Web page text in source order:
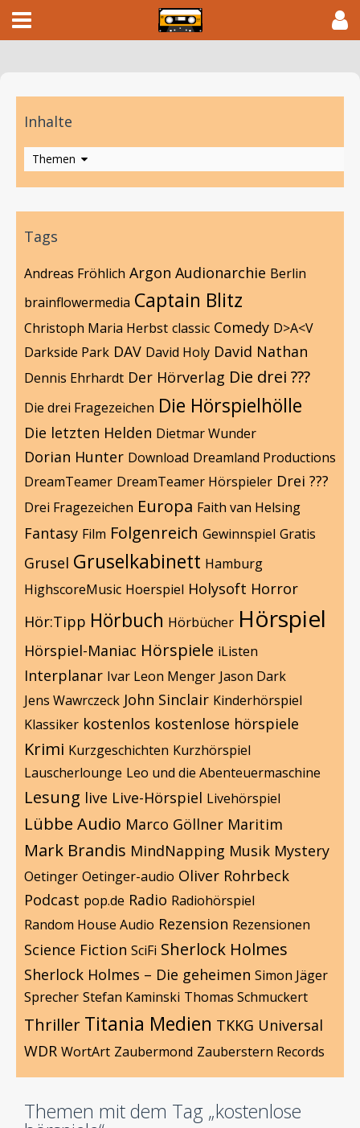
Inhalte
Themen
Tags
Andreas Fröhlich Argon Audionarchie Berlin
brainflowermedia Captain Blitz
Christoph Maria Herbst classic Comedy D>A<V
Darkside Park DAV David Holy David Nathan
Dennis Ehrhardt Der Hörverlag Die drei ???
Die drei Fragezeichen Die Hörspielhölle
Die letzten Helden Dietmar Wunder
Dorian Hunter Download Dreamland Productions
DreamTeamer DreamTeamer Hörspieler Drei ???
Drei Fragezeichen Europa Faith van Helsing
Fantasy Film Folgenreich Gewinnspiel Gratis
Grusel Gruselkabinett Hamburg
HighscoreMusic Hoerspiel Holysoft Horror
Hör:Tipp Hörbuch Hörbücher Hörspiel
Hörspiel-Maniac Hörspiele iListen
Interplanar Ivar Leon Menger Jason Dark
Jens Wawrczeck John Sinclair Kinderhörspiel
Klassiker kostenlos kostenlose hörspiele
Krimi Kurzgeschichten Kurzhörspiel
Lauscherlounge Leo und die Abenteuermaschine
Lesung live Live-Hörspiel Livehörspiel
Lübbe Audio Marco Göllner Maritim
Mark Brandis MindNapping Musik Mystery
Oetinger Oetinger-audio Oliver Rohrbeck
Podcast pop.de Radio Radiohörspiel
Random House Audio Rezension Rezensionen
Science Fiction SciFi Sherlock Holmes
Sherlock Holmes – Die geheimen Simon Jäger
Sprecher Stefan Kaminski Thomas Schmuckert
Thriller Titania Medien TKKG Universal
WDR WortArt Zaubermond Zauberstern Records
Themen mit dem Tag „kostenlose